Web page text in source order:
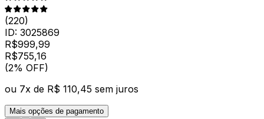
(220)
ID: 3025869
R$999,99
R$755,16
(2% OFF)
ou 7x de R$ 110,45 sem juros
Mais opções de pagamento